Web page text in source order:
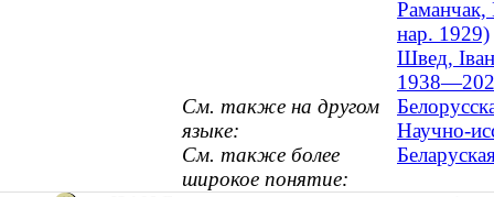
Раманчак,
нар. 1929)
Швед,
См. также на другом
языке:
Научно-
См. также более
широкое понятие: